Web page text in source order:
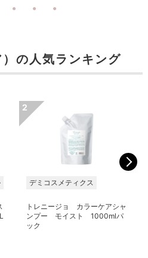
の人気ランキング
デミコスメティクス
トレニージョ カラーケアシャ
ンプー モイスト 1000mlパ
ック